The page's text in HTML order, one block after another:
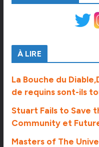
À LIRE
La Bouche du
de requins sont-ils
Stuart Fails to Save
Community et
Masters of The